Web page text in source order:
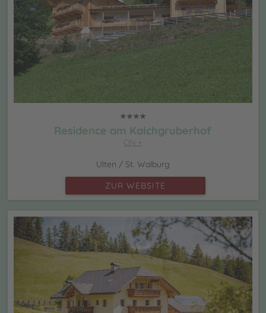
Residence am Kalchgruberhof
CIN +
Ulten / St. Walburg
ZUR WEBSITE